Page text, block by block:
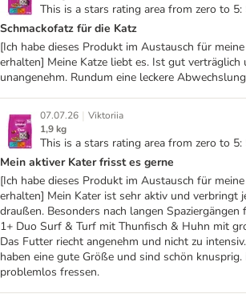
This is a stars rating area from zero to 5:
Schmackofatz für die Katz
[Ich habe dieses Produkt im Austausch für
erhalten] Meine Katze liebt es. Ist gut verträglich
unangenehm. Rundum eine leckere
07.07.26 | Viktoriia
1,9 kg
This is a stars rating area from zero to 5:
Mein aktiver Kater frisst es gerne
[Ich habe dieses Produkt im Austausch für
erhalten] Mein Kater ist sehr aktiv und verbringt
draußen. Besonders nach langen
1+ Duo Surf & Turf mit Thunfisch & Huhn mit
Das Futter riecht angenehm und nicht zu
haben eine gute Größe und sind schön
problemlos fressen.